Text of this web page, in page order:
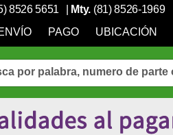
8526 5651 Mty. (81) 8526-1969
PAGO UBICACIÓN